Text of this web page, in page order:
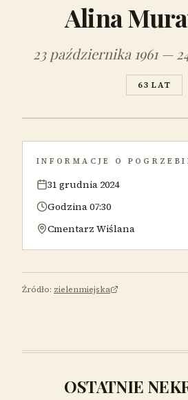
Alina
23 października 1961 —
63 LAT
INFORMACJE O
31 grudnia 2024
Godzina 07:30
Cmentarz Wiślana
Źródło: zielenmiejska
OSTATNIE